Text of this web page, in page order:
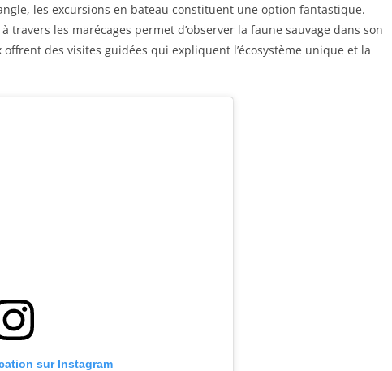
les excursions en bateau constituent une option fantastique.
travers les marécages permet d’observer la faune sauvage dans son
des visites guidées qui expliquent l’écosystème unique et la
sur Instagram